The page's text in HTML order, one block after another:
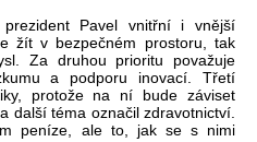
Pavel vnitřní i vnější
žít v bezpečném prostoru, tak
Za druhou prioritu považuje
a podporu inovací. Třetí
protože na ní bude záviset
další téma označil zdravotnictví.
peníze, ale to, jak se s nimi